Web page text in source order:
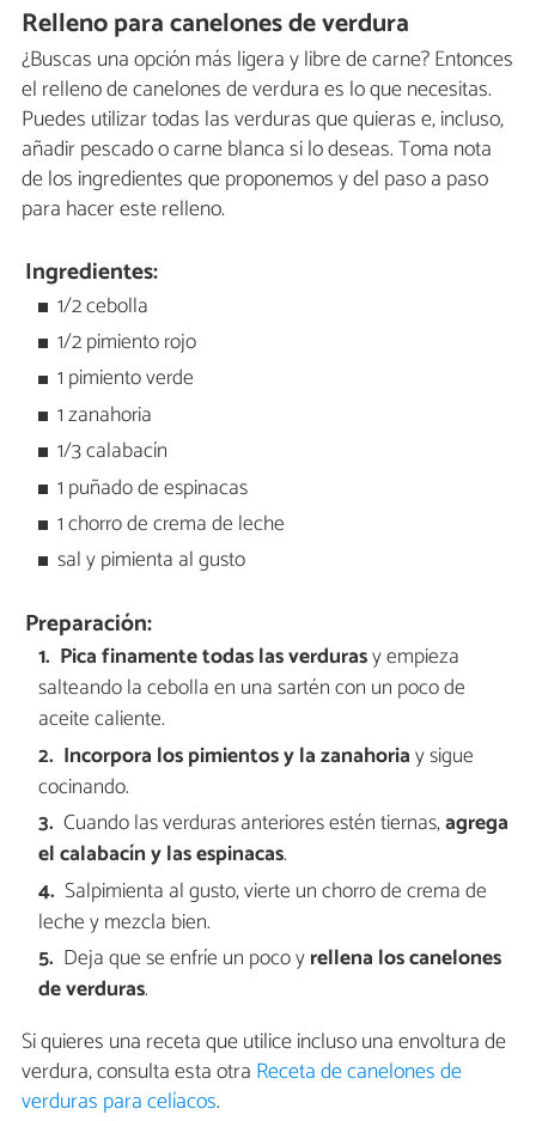
Relleno para canelones de verdura
¿Buscas una opción más ligera y libre de carne? Entonces
el relleno de canelones de verdura es lo que necesitas.
Puedes utilizar todas las verduras que quieras e, incluso,
añadir pescado o carne blanca si lo deseas. Toma nota
de los ingredientes que proponemos y del paso a paso
para hacer este relleno.
Ingredientes:
1/2 cebolla
1/2 pimiento rojo
1 pimiento verde
1 zanahoria
1/3 calabacín
1 puñado de espinacas
1 chorro de crema de leche
sal y pimienta al gusto
Preparación:
Pica finamente todas las verdurasy empieza
salteando la cebolla en una sartén con un poco de
aceite caliente.
Incorpora los pimientos y la zanahoriay sigue
cocinando.
Cuando las verduras anteriores estén tiernas,agrega
el calabacín y las espinacas.
Salpimienta al gusto, vierte un chorro de crema de
leche y mezcla bien.
Deja que se enfríe un poco yrellena los canelones
de verduras.
Si quieres una receta que utilice incluso una envoltura de
verdura, consulta esta otra Receta de canelones de
verduras para celíacos.